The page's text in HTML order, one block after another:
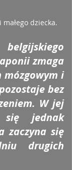
dziecka.
zmaga
mózgowym i
bez
W jej
się jednak
zaczyna się
drugich